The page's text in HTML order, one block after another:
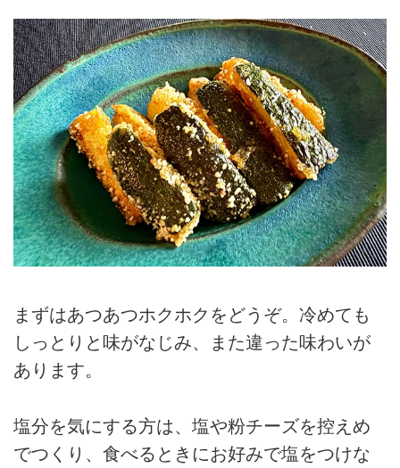
まずはあつあつホクホクをどうぞ。冷めても
しっとりと味がなじみ、また違った味わいが
あります。
塩分を気にする方は、塩や粉チーズを控えめ
でつくり、食べるときにお好みで塩をつけな